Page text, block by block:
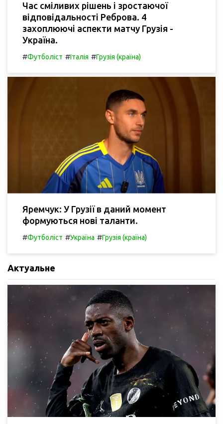
Час сміливих рішень і зростаючої
відповідальності Реброва. 4
захоплюючі аспекти матчу Грузія -
Україна.
#Футболіст #Італія #Грузія (країна)
Яремчук: У Грузії в даний момент
формуються нові таланти.
#Футболіст #Україна #Грузія (країна)
Актуальне